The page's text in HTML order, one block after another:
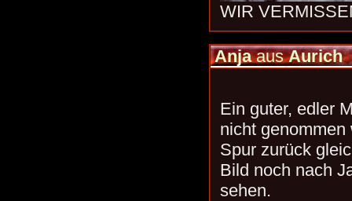
WIR
AnjaausAurich
Ein guter, edler
nicht
Spur zurück
Bild noch nach
sehen.